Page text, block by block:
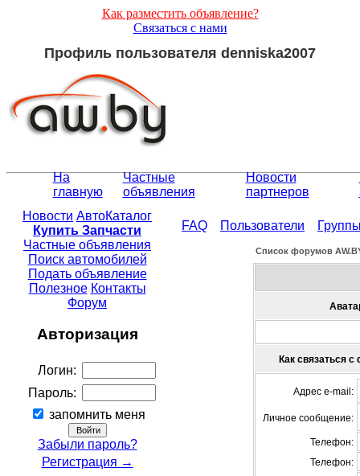
Как разместить объявление?
Связаться с нами
Профиль пользователя denniska2007
На
главную
Частные
объявления
Новости
партнеров
Новости АвтоКаталог
Купить Запчасти
Частные объявления
Поиск автомобилей
Подать объявление
Полезное Контакты
Форум
Авторизация
Логин:
Пароль:
запомнить меня
Забыли пароль?
Регистрация →
FAQ Пользователи
Список форумов
Как связаться с
Адрес e-mail:
Личное сообщение:
Телефон:
Телефон: